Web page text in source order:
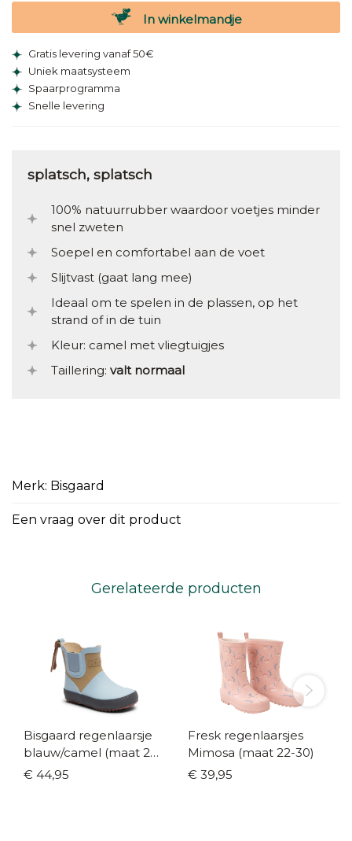
In winkelmandje
Gratis levering vanaf 50€
Uniek maatsysteem
Spaarprogramma
Snelle levering
splatsch, splatsch
100% natuurrubber waardoor voetjes minder
snel zweten
Soepel en comfortabel aan de voet
Slijtvast (gaat lang mee)
Ideaal om te spelen in de plassen, op het
strand of in de tuin
Kleur: camel met vliegtuigjes
Taillering: valt normaal
Merk: Bisgaard
Een vraag over dit product
Gerelateerde producten
Bisgaard regenlaarsje
blauw/camel (maat 20-
27)
€ 44,95
Fresk regenlaarsjes
Mimosa (maat 22-30)
€ 39,95